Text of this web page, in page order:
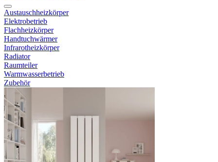
Austauschheizkörper
Elektrobetrieb
Flachheizkörper
Handtuchwärmer
Infrarotheizkörper
Radiator
Raumteiler
Warmwasserbetrieb
Zubehör